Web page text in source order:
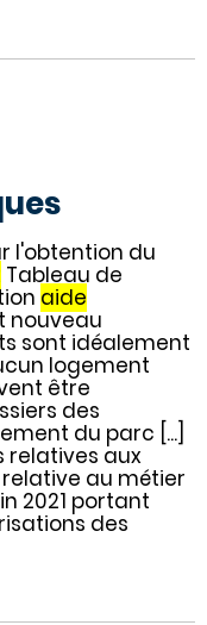
l'obtention du
Tableau de
aide
nouveau
sont idéalement
logement
être
des
du parc [...]
relatives aux
relative au métier
2021 portant
des